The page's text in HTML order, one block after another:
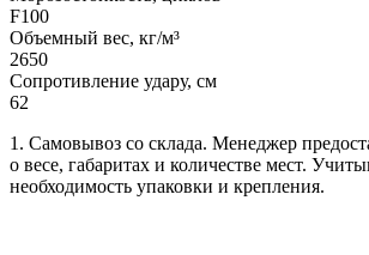
F100
Объемный вес, кг/м³
2650
Сопротивление удару, см
62
1. Самовывоз со склада. Менеджер
о весе, габаритах и количестве мест.
необходимость упаковки и крепления.